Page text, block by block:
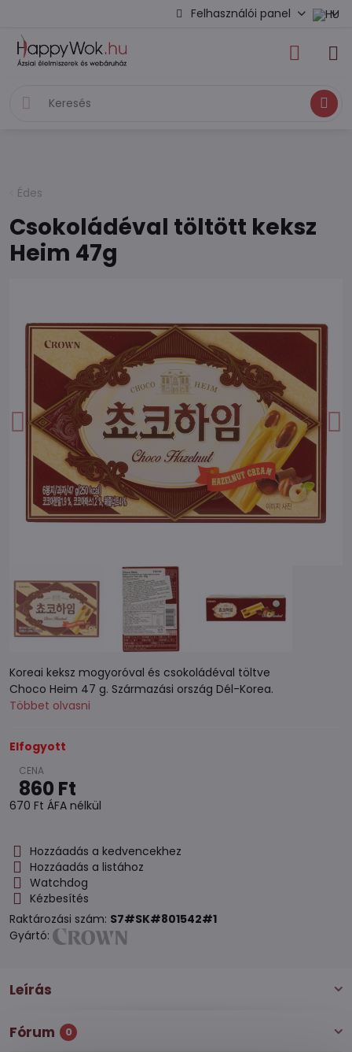
Felhasználói panel
Keresés
Édes
Csokoládéval töltött keksz
Heim 47g
Koreai keksz mogyoróval és csokoládéval töltve
Choco Heim 47 g. Származási ország Dél-Korea.
Többet olvasni
Elfogyott
860 Ft
670 Ft ÁFA nélkül
Hozzáadás a kedvencekhez
Hozzáadás a listához
Watchdog
Kézbesítés
Raktározási szám: S7#SK#801542#1
Gyártó:
Leírás
Fórum 0